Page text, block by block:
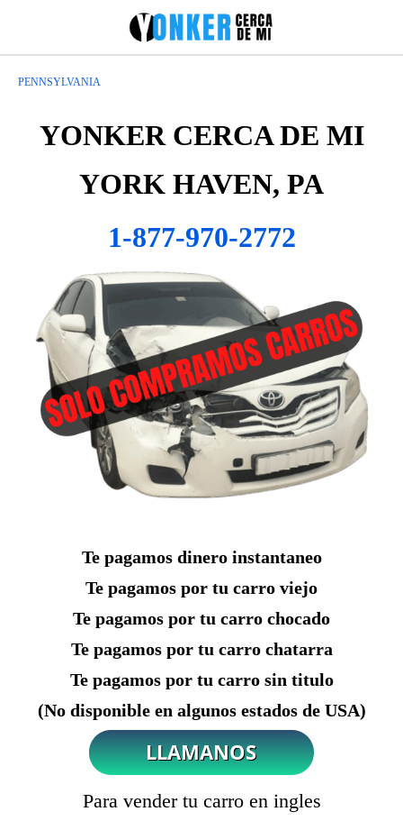
PENNSYLVANIA
YONKER CERCA DE MI
YORK HAVEN, PA
1-877-970-2772
Te pagamos dinero instantaneo
Te pagamos por tu carro viejo
Te pagamos por tu carro chocado
Te pagamos por tu carro chatarra
Te pagamos por tu carro sin titulo
(No disponible en algunos estados de USA)
Para vender tu carro en ingles